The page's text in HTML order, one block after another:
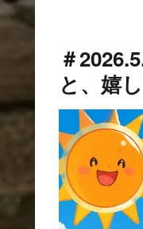
＃
と、嬉